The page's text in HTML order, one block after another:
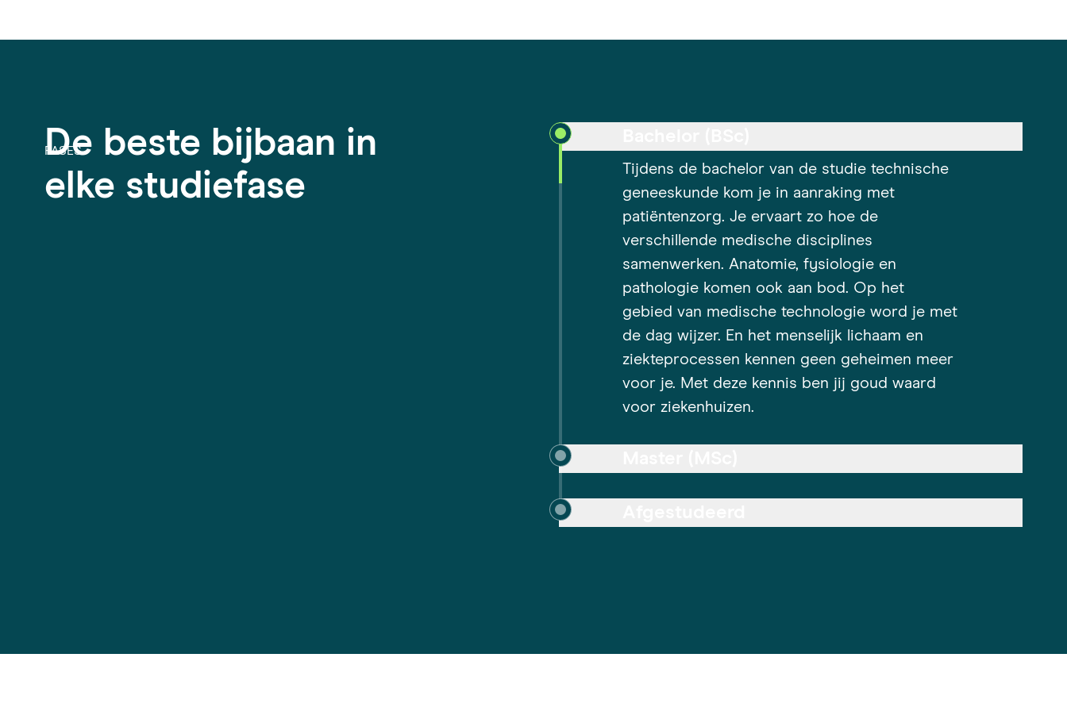
FASES
De beste bijbaan in
elke studiefase
Tijdens de bachelor van de studie technische
geneeskunde kom je in aanraking met
patiëntenzorg. Je ervaart zo hoe de
verschillende medische disciplines
samenwerken. Anatomie, fysiologie en
pathologie komen ook aan bod. Op het
gebied van medische technologie word je met
de dag wijzer. En het menselijk lichaam en
ziekteprocessen kennen geen geheimen meer
voor je. Met deze kennis ben jij goud waard
voor ziekenhuizen.